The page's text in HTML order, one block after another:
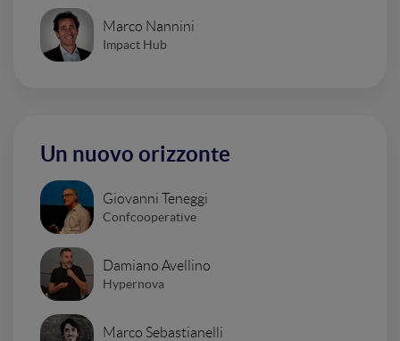
Marco Nannini
Impact Hub
Un nuovo orizzonte
Giovanni Teneggi
Confcooperative
Damiano Avellino
Hypernova
Marco Sebastianelli